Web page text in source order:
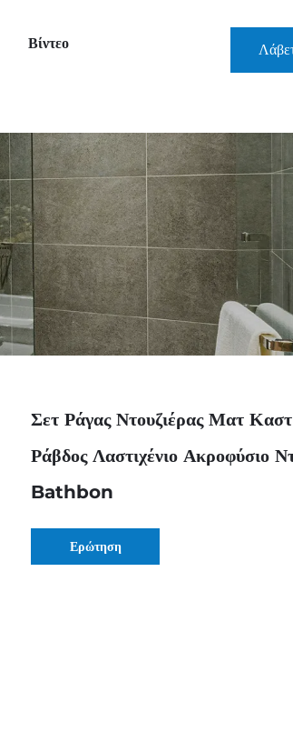
Βίντεο
Σετ Ράγας Ντουζιέρας Ματ
Ράβδος Λαστιχένιο Ακροφύσιο
Bathbon
Ερώτηση